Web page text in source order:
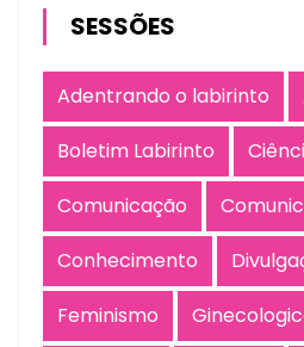
SESSÕES
Adentrando o labirinto
Boletim Labirinto
Comunicação
Conhecimento
Feminismo